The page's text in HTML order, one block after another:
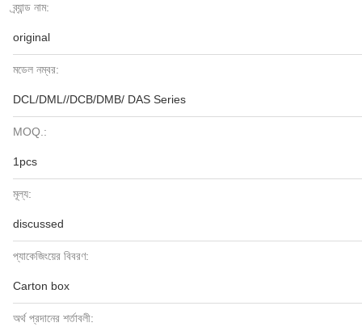
ব্র্যান্ড নাম:
original
মডেল নম্বর:
DCL/DML//DCB/DMB/ DAS Series
MOQ.:
1pcs
মূল্য:
discussed
প্যাকেজিংয়ের বিবরণ:
Carton box
অর্থ প্রদানের শর্তাবলী: